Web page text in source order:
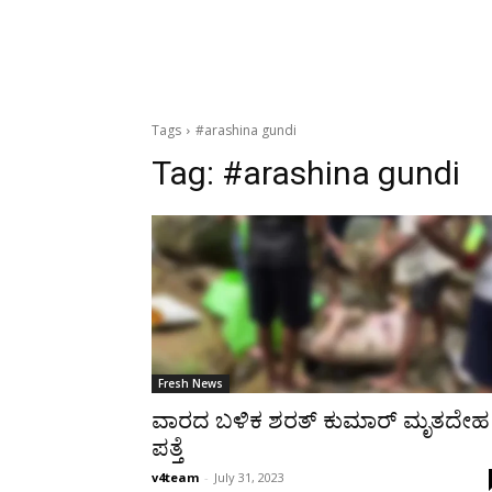
Tags #arashina gundi
Tag: #arashina gundi
Fresh News
ವಾರದ ಬಳಿಕ ಶರತ್ ಕುಮಾರ್ ಮೃತದೇಹ
ಪತ್ತೆ
v4team - July 31, 2023